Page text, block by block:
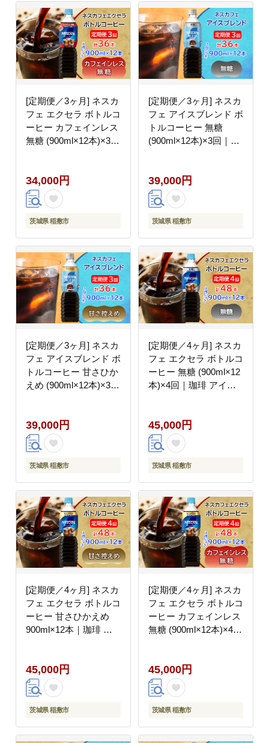
[定期便／3ヶ月] ネスカ
フェ エクセラ ボトルコ
ーヒー カフェインレス
無糖 (900ml×12本)×3回
フェ ギフト ネスレ
[2056]
34,000円
茨城県 稲敷市
[定期便／3ヶ月] ネスカ
フェ アイスブレンド ボ
トルコーヒー 無糖
(900ml×12本)×3回｜珈
ギフト ネスレ [2068]
39,000円
茨城県 稲敷市
[定期便／3ヶ月] ネスカ
フェ アイスブレンド ボ
トルコーヒー 甘さひか
えめ (900ml×12本)×3回
フェ ギフト ネスレ
[2069]
39,000円
茨城県 稲敷市
[定期便／4ヶ月] ネスカ
フェ エクセラ ボトルコ
ーヒー 無糖 (900ml×12
本)×4回｜珈琲 アイス
ネスレ [2058]
45,000円
茨城県 稲敷市
[定期便／4ヶ月] ネスカ
フェ エクセラ ボトルコ
ーヒー 甘さひかえめ
900ml×12本｜珈琲 ア
フト ネスレ [2059]
45,000円
茨城県 稲敷市
[定期便／4ヶ月] ネスカ
フェ エクセラ ボトルコ
ーヒー カフェインレス
無糖 (900ml×12本)×4回
フェ ギフト ネスレ
[2060]
45,000円
茨城県 稲敷市